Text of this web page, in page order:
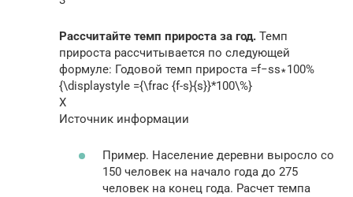
Рассчитайте темп прироста за год. Темп
прироста рассчитывается по следующей
формуле: Годовой темп прироста =f−ss∗100%
{\displaystyle ={\frac {f-s}{s}}*100\%}
X
Источник информации
Пример. Население деревни выросло со
150 человек на начало года до 275
человек на конец года. Расчет темпа